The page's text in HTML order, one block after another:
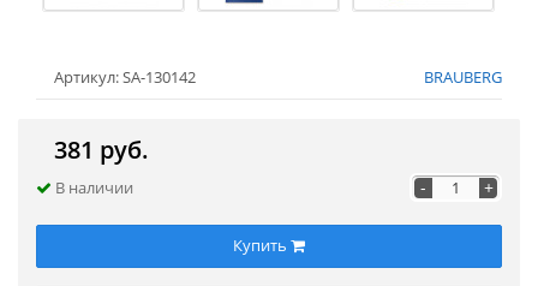
Артикул: SA-130142 BRAUBERG
381 руб.
В наличии - +
Купить